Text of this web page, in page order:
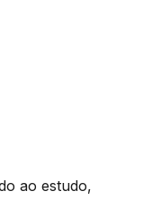
ao estudo,